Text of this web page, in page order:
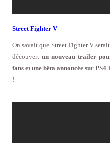
Street Fighter V
On savait que Street Fighter V
découvert un nouveau trailer
fans et une bêta annoncée sur
!